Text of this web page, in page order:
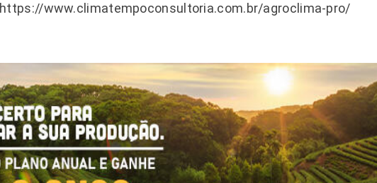
https://www.climatempoconsultoria.com.br/agroclima-pro/